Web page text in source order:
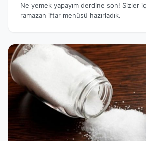
Ne yemek yapayım derdine son! Sizler
ramazan iftar menüsü hazırladık.